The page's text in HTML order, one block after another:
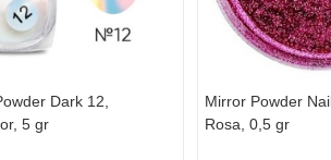
Dark 12,
5 gr
Mirror Powder
Rosa, 0,5 gr